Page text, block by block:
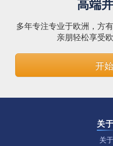
多年专注专业于欧洲，方
亲朋轻松享受
开
关
关